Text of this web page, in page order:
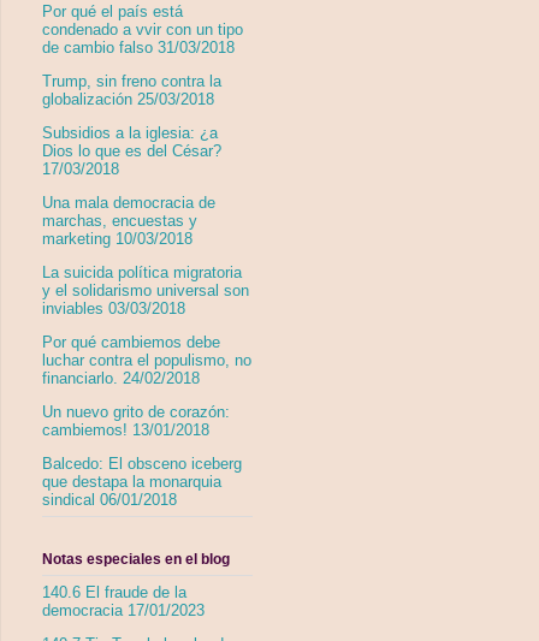
Por qué el país está
condenado a vvir con un tipo
de cambio falso 31/03/2018
Trump, sin freno contra la
globalización 25/03/2018
Subsidios a la iglesia: ¿a
Dios lo que es del César?
17/03/2018
Una mala democracia de
marchas, encuestas y
marketing 10/03/2018
La suicida política migratoria
y el solidarismo universal son
inviables 03/03/2018
Por qué cambiemos debe
luchar contra el populismo, no
financiarlo. 24/02/2018
Un nuevo grito de corazón:
cambiemos! 13/01/2018
Balcedo: El obsceno iceberg
que destapa la monarquia
sindical 06/01/2018
Notas especiales en el blog
140.6 El fraude de la
democracia 17/01/2023